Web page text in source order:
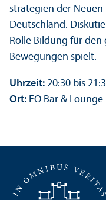
strategien der Neuen
Deutschland.
Rolle Bildung für den
Bewegungen spielt.
Uhrzeit: 20:30 bis
Ort: EO Bar & Lounge